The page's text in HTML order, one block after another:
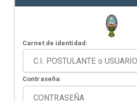
Carnet de identidad:
Contraseña: